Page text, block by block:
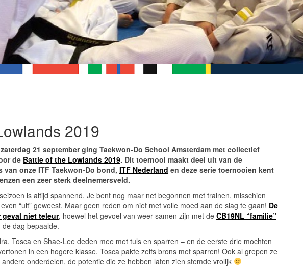
2019
zaterdag 21 september ging Taekwon-Do School Amsterdam met collectief
de Battle of the Lowlands 2019. Dit toernooi maakt deel uit van de
van onze ITF Taekwon-Do bond, ITF Nederland en deze serie toernooien kent
een zeer sterk deelnemersveld.
is altijd spannend. Je bent nog maar net begonnen met trainen, misschien
“uit” geweest. Maar geen reden om niet met volle moed aan de slag te gaan! De
niet teleur, hoewel het gevoel van weer samen zijn met de CB19NL “familie”
dag bepaalde.
Tosca en Shae-Lee deden mee met tuls en sparren – en de eerste drie mochten
in een hogere klasse. Tosca pakte zelfs brons met sparren! Ook al grepen ze
onderdelen, de potentie die ze hebben laten zien stemde vrolijk